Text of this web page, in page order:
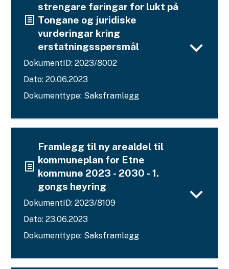
strengare føringar for lukt på
Tongane og juridiske
vurderingar kring
erstatningsspørsmål
DokumentID: 2023/8002
Dato: 20.06.2023
Dokumenttype: Saksframlegg
Framlegg til ny arealdel til
kommuneplan for Etne
kommune 2023 - 2030 - 1.
gongs høyring
DokumentID: 2023/8109
Dato: 23.06.2023
Dokumenttype: Saksframlegg